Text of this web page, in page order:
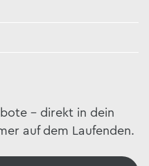
– direkt in dein
auf dem Laufenden.